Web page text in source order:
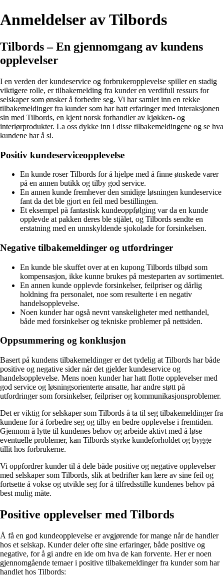
Anmeldelser av Tilbords
Tilbords – En gjennomgang av kundens
opplevelser
I en verden der kundeservice og forbrukeropplevelse spiller en stadig
viktigere rolle, er tilbakemelding fra kunder en verdifull ressurs for
selskaper som ønsker å forbedre seg. Vi har samlet inn en rekke
tilbakemeldinger fra kunder som har hatt erfaringer med interaksjonen
sin med Tilbords, en kjent norsk forhandler av kjøkken- og
interiørprodukter. La oss dykke inn i disse tilbakemeldingene og se hva
kundene har å si.
Positiv kundeserviceopplevelse
En kunde roser Tilbords for å hjelpe med å finne ønskede varer
på en annen butikk og tilby god service.
En annen kunde fremhever den smidige løsningen kundeservice
fant da det ble gjort en feil med bestillingen.
Et eksempel på fantastisk kundeoppfølging var da en kunde
opplevde at pakken deres ble stjålet, og Tilbords sendte en
erstatning med en unnskyldende sjokolade for forsinkelsen.
Negative tilbakemeldinger og utfordringer
En kunde ble skuffet over at en kupong Tilbords tilbød som
kompensasjon, ikke kunne brukes på mesteparten av sortimentet.
En annen kunde opplevde forsinkelser, feilpriser og dårlig
holdning fra personalet, noe som resulterte i en negativ
handelsopplevelse.
Noen kunder har også nevnt vanskeligheter med netthandel,
både med forsinkelser og tekniske problemer på nettsiden.
Oppsummering og konklusjon
Basert på kundens tilbakemeldinger er det tydelig at Tilbords har både
positive og negative sider når det gjelder kundeservice og
handelsopplevelse. Mens noen kunder har hatt flotte opplevelser med
god service og løsningsorienterte ansatte, har andre støtt på
utfordringer som forsinkelser, feilpriser og kommunikasjonsproblemer.
Det er viktig for selskaper som Tilbords å ta til seg tilbakemeldinger fra
kundene for å forbedre seg og tilby en bedre opplevelse i fremtiden.
Gjennom å lytte til kundenes behov og arbeide aktivt med å løse
eventuelle problemer, kan Tilbords styrke kundeforholdet og bygge
tillit hos forbrukerne.
Vi oppfordrer kunder til å dele både positive og negative opplevelser
med selskaper som Tilbords, slik at bedrifter kan lære av sine feil og
fortsette å vokse og utvikle seg for å tilfredsstille kundenes behov på
best mulig måte.
Positive opplevelser med Tilbords
Å få en god kundeopplevelse er avgjørende for mange når de handler
hos et selskap. Kunder deler ofte sine erfaringer, både positive og
negative, for å gi andre en ide om hva de kan forvente. Her er noen
gjennomgående temaer i positive tilbakemeldinger fra kunder som har
handlet hos Tilbords: